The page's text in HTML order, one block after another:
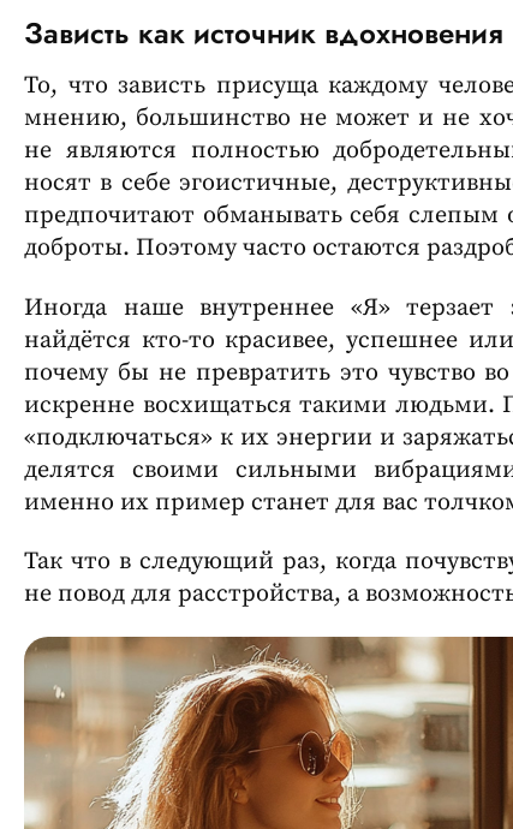
Зависть как источник вдохновения
То, что зависть присуща каждому
мнению, большинство не может и не
не являются полностью
носят в себе эгоистичные,
предпочитают обманывать себя
доброты. Поэтому часто остаются
Иногда наше внутреннее «Я» терзает
найдётся кто-то красивее, успешнее
почему бы не превратить это чувство
искренне восхищаться такими людьми.
«подключаться» к их энергии и
делятся своими сильными
именно их пример станет для вас
Так что в следующий раз, когда
не повод для расстройства, а